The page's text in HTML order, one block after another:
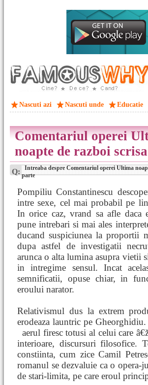
Nascuti azi Nascuti unde Educatie
Comentariul operei
noapte de razboi
Q:
Intreaba despre Comentariul operei Ultima
parte
Pompiliu Constantinescu
intre sexe, cel mai probabil pe
In orice caz, vrand sa afle daca
pune intrebari si mai ales
ducand suspiciunea la proportii
dupa astfel de investigatii
arunca o alta lumina asupra vietii
in intregime sensul. Incat
semnificatii, opuse chiar, in
eroului narator.
Relativismul dus la extrem
erodeaza launtric pe
aerul firesc totusi al celui care
interioare, discursuri filosofice.
constiinta, cum zice Camil
romanul se dezvaluie ca o opera-
de stari-limita, pe care eroul